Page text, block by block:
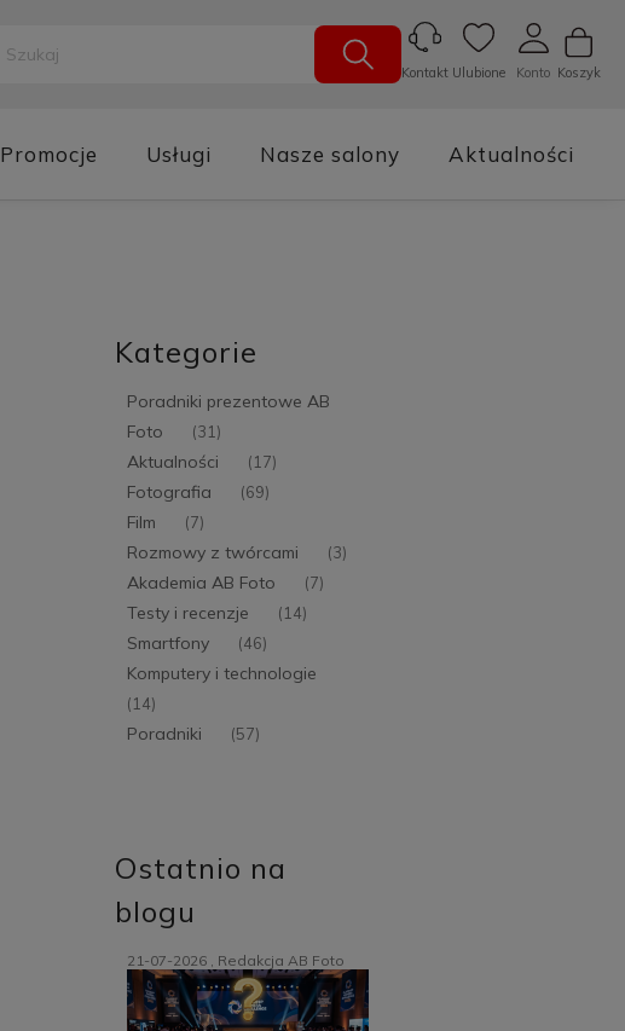
Koszyk
Konto
Ulubione
Kontakt
Promocje Usługi Nasze salony Aktualności
Kategorie
Poradniki prezentowe AB
Foto
(31)
Aktualności (17)
Fotografia (69)
Film (7)
Rozmowy z twórcami (3)
Akademia AB Foto (7)
Testy i recenzje (14)
Smartfony (46)
Komputery i technologie
(14)
Poradniki (57)
Ostatnio na
blogu
21-07-2026 , Redakcja AB Foto